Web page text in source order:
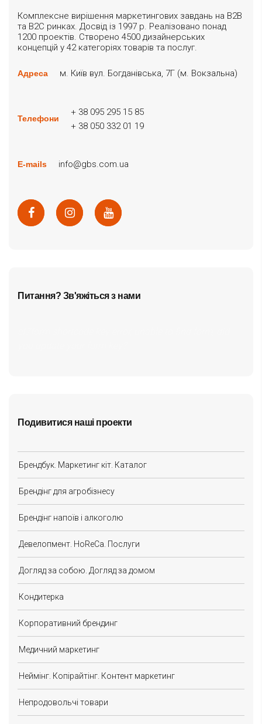
Комплексне вирішення маркетингових завдань на B2B
та B2C ринках. Досвід із 1997 р. Реалізовано понад
1200 проектів. Створено 4500 дизайнерських
концепцій у 42 категоріях товарів та послуг.
Адреса м. Київ вул. Богданівська, 7Г (м. Вокзальна)
Телефони
+ 38 095 295 15 85
+ 38 050 332 01 19
E-mails info@gbs.com.ua
Питання? Зв'яжіться з нами
Подивитися наші проекти
Брендбук. Маркетинг кіт. Каталог
Брендінг для агробізнесу
Брендінг напоїв і алкоголю
Девелопмент. HoReCa. Послуги
Догляд за собою. Догляд за домом
Кондитерка
Корпоративний брендинг
Медичний маркетинг
Неймінг. Копірайтінг. Контент маркетинг
Непродовольчі товари